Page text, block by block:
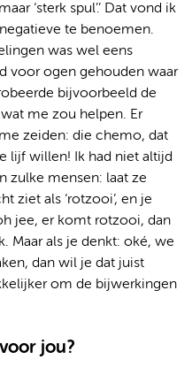
‘sterk spul’.’ Dat vond ik
te benoemen.
was wel eens
voor ogen gehouden waar
bijvoorbeeld de
me zou helpen. Er
zeiden: die chemo, dat
lijf willen! Ik had niet altijd
zulke mensen: laat ze
ziet als ‘rotzooi’, en je
jee, er komt rotzooi, dan
Maar als je denkt: oké, we
dan wil je dat juist
om de bijwerkingen
jou?